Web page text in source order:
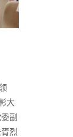
大
副
烈